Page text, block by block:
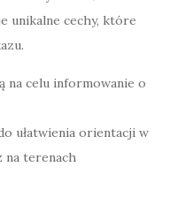
unikalne cechy, które
na celu informowanie o
ułatwienia orientacji w
terenach